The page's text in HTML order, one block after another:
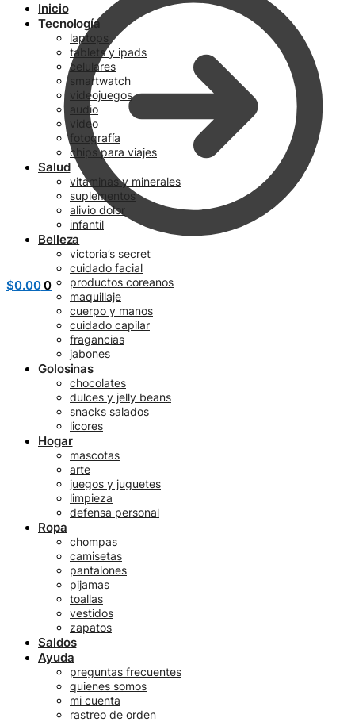
$0.00 0
Inicio
Tecnología
laptops
tablets y ipads
celulares
smartwatch
videojuegos
audio
video
fotografía
chips para viajes
Salud
vitaminas y minerales
suplementos
alivio dolor
infantil
Belleza
victoria’s secret
cuidado facial
productos coreanos
maquillaje
cuerpo y manos
cuidado capilar
fragancias
jabones
Golosinas
chocolates
dulces y jelly beans
snacks salados
licores
Hogar
mascotas
arte
juegos y juguetes
limpieza
defensa personal
Ropa
chompas
camisetas
pantalones
pijamas
toallas
vestidos
zapatos
Saldos
Ayuda
preguntas frecuentes
quienes somos
mi cuenta
rastreo de orden